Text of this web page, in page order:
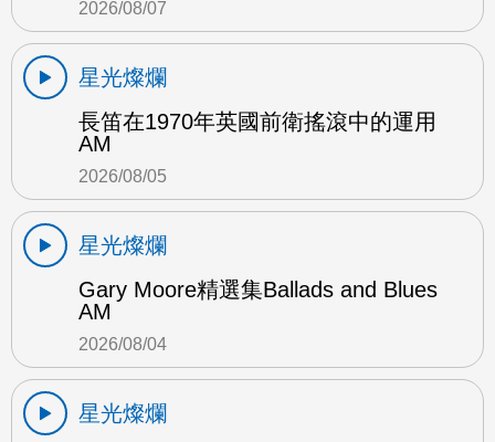
2026/08/07
星光燦爛
長笛在1970年英國前衛搖滾中的運用
AM
2026/08/05
星光燦爛
Gary Moore精選集Ballads and Blues
AM
2026/08/04
星光燦爛